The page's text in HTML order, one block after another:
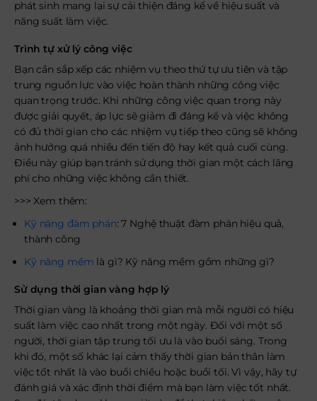
phát sinh mang lại sự cải thiện đáng kể về hiệu suất và
năng suất làm việc.
Trình tự xử lý công việc
Bạn cần sắp xếp các nhiệm vụ theo thứ tự ưu tiên và tập
trung nguồn lực vào việc hoàn thành những công việc
quan trọng trước. Khi những công việc quan trọng này
được giải quyết, áp lực sẽ giảm đi đáng kể và việc không
có đủ thời gian cho các nhiệm vụ tiếp theo cũng sẽ không
ảnh hưởng quá nhiều đến tiến độ hay kết quả cuối cùng.
Điều này giúp bạn tránh sử dụng thời gian một cách lãng
phí cho những việc không cần thiết.
>>> Xem thêm:
Kỹ năng đàm phán: 7 Nghệ thuật đàm phán hiệu quả,
thành công
Kỹ năng mềm là gì? Kỹ năng mềm gồm những gì?
Sử dụng thời gian vàng hợp lý
Thời gian vàng là khoảng thời gian mà mỗi người có hiệu
suất làm việc cao nhất trong một ngày. Đối với một số
người, thời gian tập trung tối ưu là vào buổi sáng. Trong
khi đó, một số khác lại cảm thấy thời gian bản thân làm
việc tốt nhất là vào buổi chiều hoặc buổi tối. Vì vậy, hãy tự
đánh giá và xác định thời điểm mà bạn làm việc tốt nhất.